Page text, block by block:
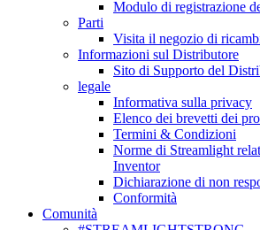
Modulo di registrazione
Parti
Visita il negozio di
Informazioni sul Distributore
Sito di Supporto del
legale
Informativa sulla privacy
Elenco dei brevetti dei
Termini & Condizioni
Norme di Streamlight
Inventor
Dichiarazione di non
Conformità
Comunità